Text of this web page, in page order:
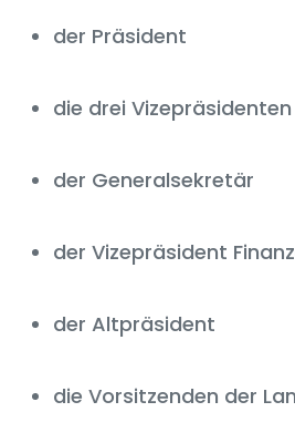
der Präsident
die drei Vizepräsidenten
der Generalsekretär
der Vizepräsident
der Altpräsident
die Vorsitzenden der